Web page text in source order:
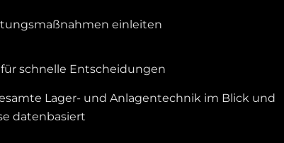
einleiten
schnelle Entscheidungen
Lager- und Anlagentechnik im Blick und
datenbasiert